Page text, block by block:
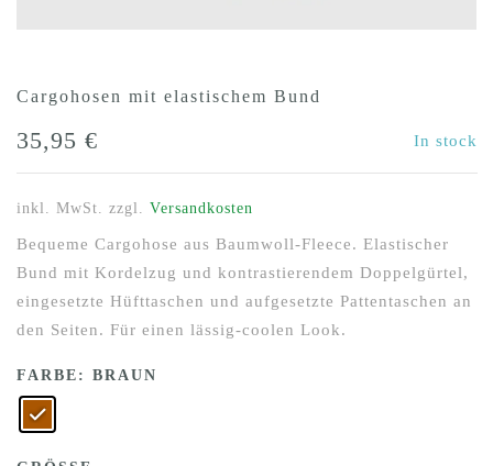
Cargohosen mit elastischem Bund
35,95 € In stock
inkl. MwSt. zzgl. Versandkosten
Bequeme Cargohose aus Baumwoll-Fleece. Elastischer
Bund mit Kordelzug und kontrastierendem Doppelgürtel,
eingesetzte Hüfttaschen und aufgesetzte Pattentaschen an
den Seiten. Für einen lässig-coolen Look.
FARBE : BRAUN